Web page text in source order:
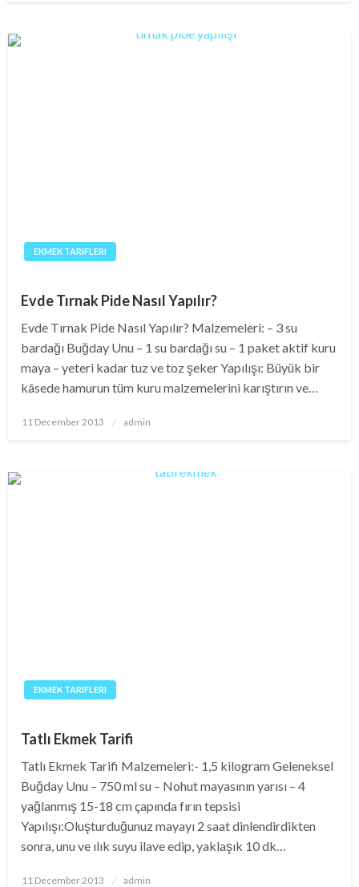
EKMEK TARIFLERI
Evde Tırnak Pide Nasıl Yapılır?
Evde Tırnak Pide Nasıl Yapılır? Malzemeleri: – 3 su
bardağı Buğday Unu – 1 su bardağı su – 1 paket aktif kuru
maya – yeteri kadar tuz ve toz şeker Yapılışı: Büyük bir
kâsede hamurun tüm kuru malzemelerini karıştırın ve…
Posted
11 December 2013 admin
EKMEK TARIFLERI
Tatlı Ekmek Tarifi
Tatlı Ekmek Tarifi Malzemeleri:- 1,5 kilogram Geleneksel
Buğday Unu – 750 ml su – Nohut mayasının yarısı – 4
yağlanmış 15-18 cm çapında fırın tepsisi
Yapılışı:Oluşturduğunuz mayayı 2 saat dinlendirdikten
sonra, unu ve ılık suyu ilave edip, yaklaşık 10 dk…
Posted
11 December 2013 admin